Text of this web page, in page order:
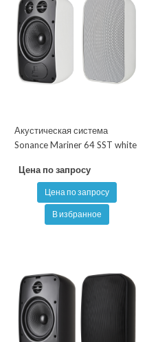
Акустическая система
Sonance Mariner 64 SST white
Цена по запросу
Цена по запросу
В избранное